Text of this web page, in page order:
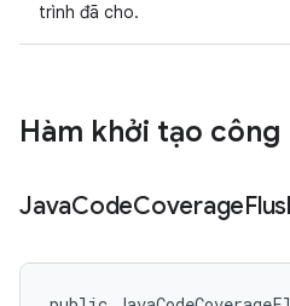
trình đã cho.
Hàm khởi tạo công
JavaCodeCoverage